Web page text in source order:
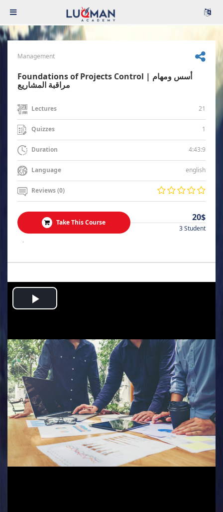
Management
Foundations of Projects Control | أسس ومهام
مراقبة المشاريع
Lectures 21
Quizzes 1
Duration 4:43:9
Language english
Reviews (0)
Take This Course 20$
3 Student
.
Play